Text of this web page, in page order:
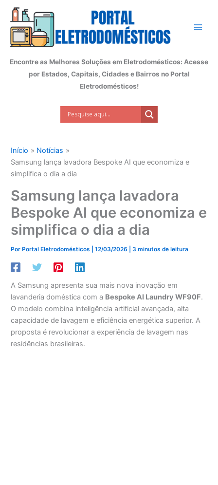
conteúdo
Encontre as Melhores Soluções em Eletrodomésticos: Acesse
por Estados, Capitais, Cidades e Bairros no Portal
Eletrodomésticos!
Início
Notícias
Samsung lança lavadora Bespoke AI que economiza e
simplifica o dia a dia
Samsung lança lavadora
Bespoke AI que economiza e
simplifica o dia a dia
PorPortal Eletrodomésticos |12/03/2026 |3 minutos de leitura
A Samsung apresenta sua mais nova inovação em
lavanderia doméstica com a Bespoke AI Laundry WF90F.
O modelo combina inteligência artificial avançada, alta
capacidade de lavagem e eficiência energética superior. A
proposta é revolucionar a experiência de lavagem nas
residências brasileiras.